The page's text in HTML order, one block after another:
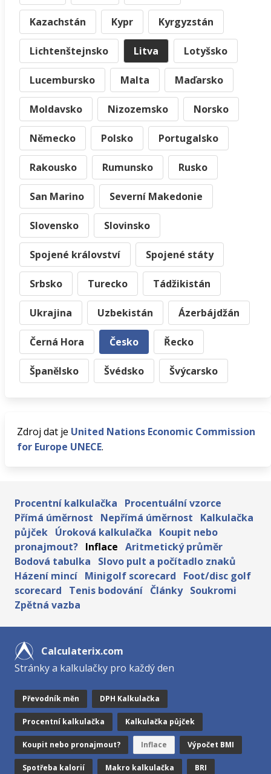
Kazachstán Kypr Kyrgyzstán
Lichtenštejnsko Litva Lotyšsko
Lucembursko Malta Maďarsko
Moldavsko Nizozemsko Norsko
Německo Polsko Portugalsko
Rakousko Rumunsko Rusko
San Marino Severní Makedonie
Slovensko Slovinsko
Spojené království Spojené státy
Srbsko Turecko Tádžikistán
Ukrajina Uzbekistán Ázerbájdžán
Černá Hora Česko Řecko
Španělsko Švédsko Švýcarsko
Zdroj dat je United Nations Economic Commission
for Europe UNECE.
Procentní kalkulačka
Procentuální vzorce
Přímá úměrnost
Nepřímá úměrnost
Kalkulačka
půjček Úroková kalkulačka
Koupit nebo
pronajmout? Inflace Aritmetický průměr
Bodová tabulka
Slovo pult a počítadlo znaků
Házení mincí Minigolf scorecard
Foot/disc golf
scorecard
Tenis bodování Články Soukromi
Zpětná vazba
Calculaterix.com
Stránky a kalkulačky pro každý den
Převodník měn DPH Kalkulačka
Procentní kalkulačka Kalkulačka půjček
Koupit nebo pronajmout? Inflace Výpočet BMI
Spotřeba kalorií Makro kalkulačka BRI